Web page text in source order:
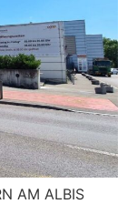
AM ALBIS